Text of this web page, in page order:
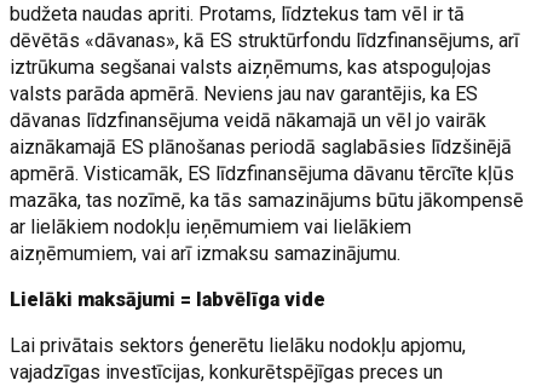
budžeta naudas apriti. Protams, līdztekus tam vēl ir tā
dēvētās «dāvanas», kā ES struktūrfondu līdzfinansējums, arī
iztrūkuma segšanai valsts aizņēmums, kas atspoguļojas
valsts parāda apmērā. Neviens jau nav garantējis, ka ES
dāvanas līdzfinansējuma veidā nākamajā un vēl jo vairāk
aiznākamajā ES plānošanas periodā saglabāsies līdzšinējā
apmērā. Visticamāk, ES līdzfinansējuma dāvanu tērcīte kļūs
mazāka, tas nozīmē, ka tās samazinājums būtu jākompensē
ar lielākiem nodokļu ieņēmumiem vai lielākiem
aizņēmumiem, vai arī izmaksu samazinājumu.
Lielāki maksājumi = labvēlīga vide
Lai privātais sektors ģenerētu lielāku nodokļu apjomu,
vajadzīgas investīcijas, konkurētspējīgas preces un